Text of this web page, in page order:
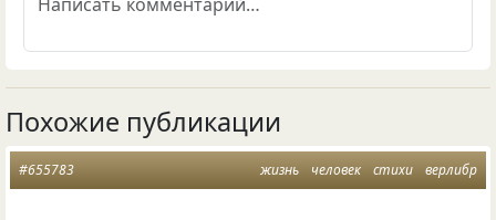
Похожие публикации
жизнь человек стихи верлибр
#655783